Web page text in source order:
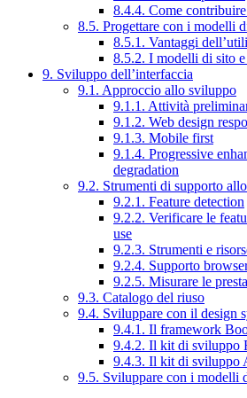
8.4.4. Come
8.5. Progettare con i modelli
8.5.1. Vantaggi
8.5.2. I modelli di sito
9. Sviluppo dell’interfaccia
9.1. Approccio allo sviluppo
9.1.1. Attività
9.1.2. Web design
9.1.3. Mobile first
9.1.4. Progressive
degradation
9.2. Strumenti di supporto
9.2.1. Feature detection
9.2.2. Verificare le
use
9.2.3. Strumenti e
9.2.4. Supporto
9.2.5. Misurare le
9.3. Catalogo del riuso
9.4. Sviluppare con il design
9.4.1. Il framework
9.4.2. Il kit di sviluppo
9.4.3. Il kit di sviluppo
9.5. Sviluppare con i modelli